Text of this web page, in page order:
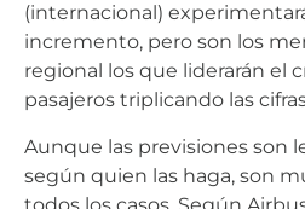
(internacional)
incremento, pero son los
regional los que liderarán el
pasajeros triplicando las
Aunque las previsiones son
según quien las haga, son
todos los casos. Según